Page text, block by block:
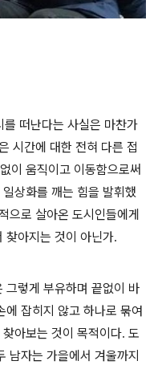
를 떠난다는 사실은 마찬가
시간에 대한 전혀 다른 접
이 움직이고 이동함으로써
상화를 깨는 힘을 발휘했
으로 살아온 도시인들에게
찾아지는 것이 아닌가.
그렇게 부유하며 끝없이 바
잡히지 않고 하나로 묶여
아보는 것이 목적이다. 도
남자는 가을에서 겨울까지